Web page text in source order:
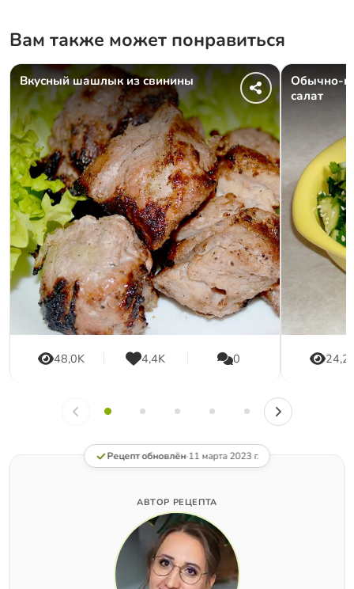
Вам также может понравиться
Вкусный шашлык из свинины
48,0K 4,4K 0
Обычно-
салат
Рецепт обновлён·11 марта 2023 г.
АВТОР РЕЦЕПТА